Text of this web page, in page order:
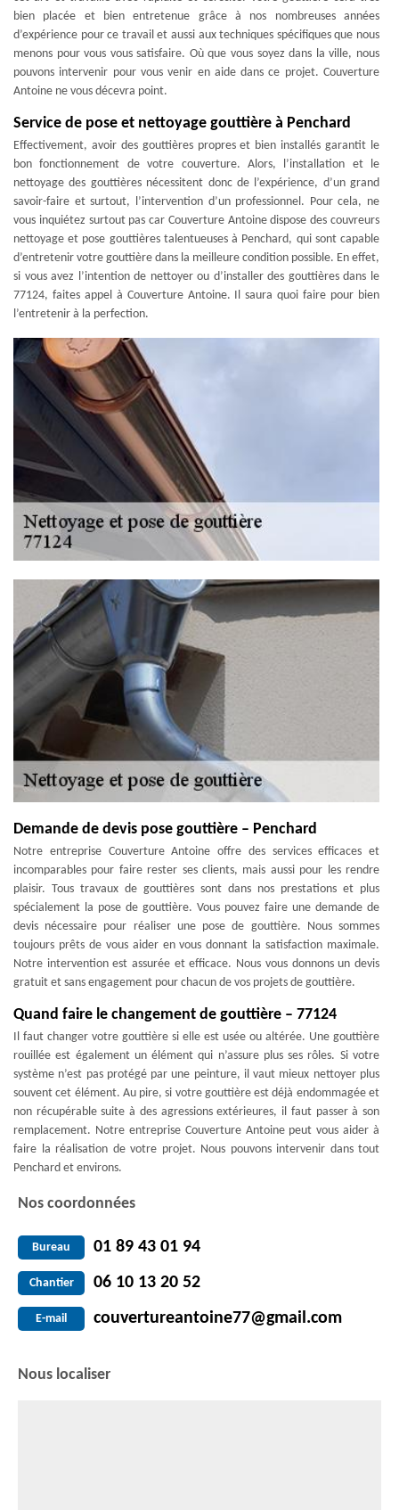
bien placée et bien entretenue grâce à nos nombreuses années
d’expérience pour ce travail et aussi aux techniques spécifiques que nous
menons pour vous vous satisfaire. Où que vous soyez dans la ville, nous
pouvons intervenir pour vous venir en aide dans ce projet. Couverture
Antoine ne vous décevra point.
Service de pose et nettoyage gouttière à Penchard
Effectivement, avoir des gouttières propres et bien installés garantit le
bon fonctionnement de votre couverture. Alors, l’installation et le
nettoyage des gouttières nécessitent donc de l’expérience, d’un grand
savoir-faire et surtout, l’intervention d’un professionnel. Pour cela, ne
vous inquiétez surtout pas car Couverture Antoine dispose des couvreurs
nettoyage et pose gouttières talentueuses à Penchard, qui sont capable
d’entretenir votre gouttière dans la meilleure condition possible. En effet,
si vous avez l’intention de nettoyer ou d’installer des gouttières dans le
77124, faites appel à Couverture Antoine. Il saura quoi faire pour bien
l’entretenir à la perfection.
Demande de devis pose gouttière – Penchard
Notre entreprise Couverture Antoine offre des services efficaces et
incomparables pour faire rester ses clients, mais aussi pour les rendre
plaisir. Tous travaux de gouttières sont dans nos prestations et plus
spécialement la pose de gouttière. Vous pouvez faire une demande de
devis nécessaire pour réaliser une pose de gouttière. Nous sommes
toujours prêts de vous aider en vous donnant la satisfaction maximale.
Notre intervention est assurée et efficace. Nous vous donnons un devis
gratuit et sans engagement pour chacun de vos projets de gouttière.
Quand faire le changement de gouttière – 77124
Il faut changer votre gouttière si elle est usée ou altérée. Une gouttière
rouillée est également un élément qui n’assure plus ses rôles. Si votre
système n’est pas protégé par une peinture, il vaut mieux nettoyer plus
souvent cet élément. Au pire, si votre gouttière est déjà endommagée et
non récupérable suite à des agressions extérieures, il faut passer à son
remplacement. Notre entreprise Couverture Antoine peut vous aider à
faire la réalisation de votre projet. Nous pouvons intervenir dans tout
Penchard et environs.
Nos coordonnées
Bureau 01 89 43 01 94
Chantier 06 10 13 20 52
E-mail couvertureantoine77@gmail.com
Nous localiser